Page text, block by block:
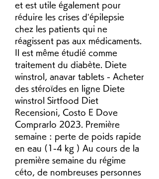
et est utile également pour
réduire les crises d’épilepsie
chez les patients qui ne
réagissent pas aux médicaments.
Il est même étudié comme
traitement du diabète. Diete
winstrol, anavar tablets - Acheter
des stéroïdes en ligne Diete
winstrol Sirtfood Diet
Recensioni, Costo E Dove
Comprarlo 2023. Première
semaine : perte de poids rapide
en eau (1-4 kg ) Au cours de la
première semaine du régime
céto, de nombreuses personnes